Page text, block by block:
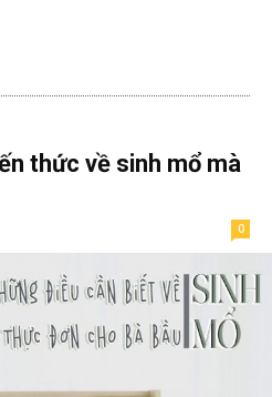
thức về sinh mổ mà
0